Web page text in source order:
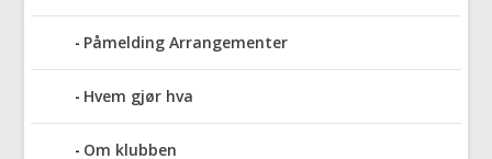
Påmelding Arrangementer
Hvem gjør hva
Om klubben